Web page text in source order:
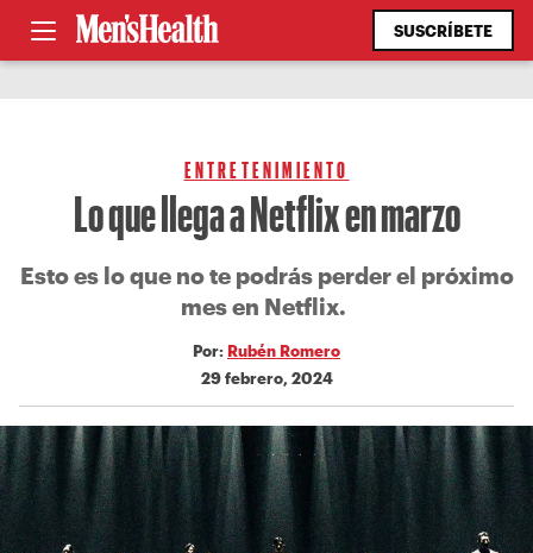
SUSCRÍBETE
ENTRETENIMIENTO
Lo que llega a Netflix en marzo
Esto es lo que no te podrás perder el próximo
mes en Netflix.
Por: Rubén Romero
29 febrero, 2024